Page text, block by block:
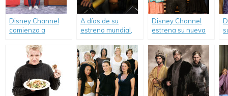
Disney Channel
comienza a
con Phineas y
A días de su
estreno mundial,
una segunda
temporada de la
serie animada
«Star Wars
Rebels».
Disney Channel
estrena su nueva
«Cómo Crear el
Chico Ideal».